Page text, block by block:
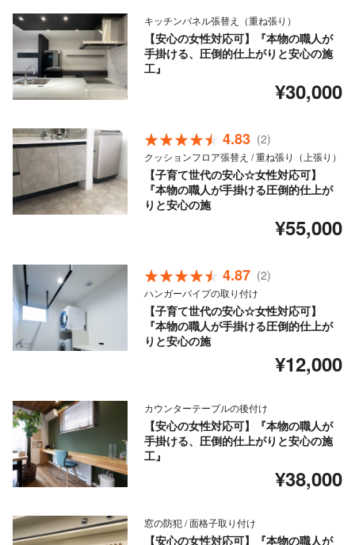
キッチンパネル張替え（重ね張り）
【安心の女性対応可】『本物の職人が
手掛ける、圧倒的仕上がりと安心の施
工』
¥30,000
4.83 (2)
クッションフロア張替え / 重ね張り（上張り）
【子育て世代の安心☆女性対応可】
『本物の職人が手掛ける圧倒的仕上が
りと安心の施
¥55,000
4.87 (2)
ハンガーパイプの取り付け
【子育て世代の安心☆女性対応可】
『本物の職人が手掛ける圧倒的仕上が
りと安心の施
¥12,000
カウンターテーブルの後付け
【安心の女性対応可】『本物の職人が
手掛ける、圧倒的仕上がりと安心の施
工』
¥38,000
窓の防犯 / 面格子取り付け
【安心の女性対応可】『本物の職人が